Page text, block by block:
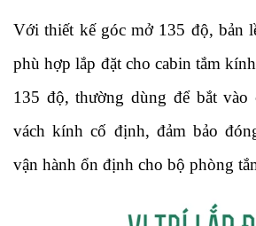
Với thiết kế góc mở 135 độ, bản
phù hợp lắp đặt cho cabin tắm
135 độ, thường dùng để bắt
vách kính cố định, đảm bảo
vận hành ổn định cho bộ phòng